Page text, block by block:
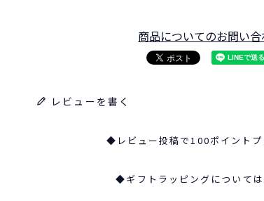
商品についてのお問い合
レビューを書く
◆レビュー投稿で100ポイント
◆ギフトラッピングについて